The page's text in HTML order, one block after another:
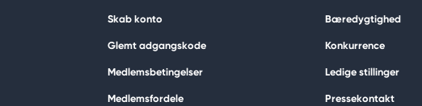
Skab konto
Glemt adgangskode
Medlemsbetingelser
Medlemsfordele
Bæredygtighed
Konkurrence
Ledige stillinger
Pressekontakt